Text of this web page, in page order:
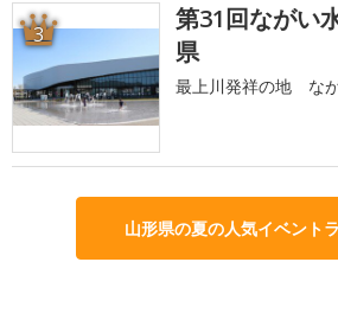
3
第31回ながい
県
最上川発祥の地 な
山形県の夏の人気イベント